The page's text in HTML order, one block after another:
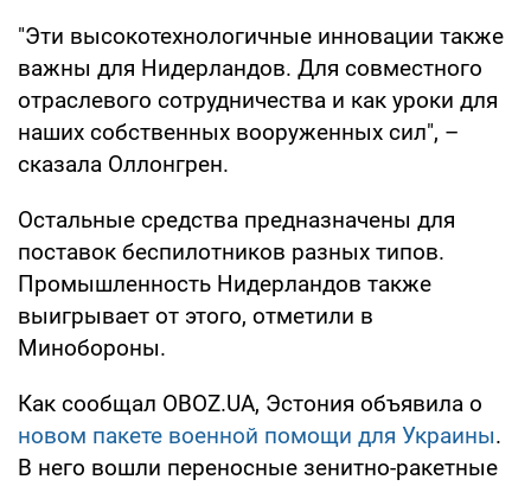
"Эти высокотехнологичные инновации также
важны для Нидерландов. Для совместного
отраслевого сотрудничества и как уроки для
наших собственных вооруженных сил", –
сказала Оллонгрен.
Остальные средства предназначены для
поставок беспилотников разных типов.
Промышленность Нидерландов также
выигрывает от этого, отметили в
Минобороны.
Как сообщал OBOZ.UA, Эстония объявила о
новом пакете военной помощи для Украины.
В него вошли переносные зенитно-ракетные